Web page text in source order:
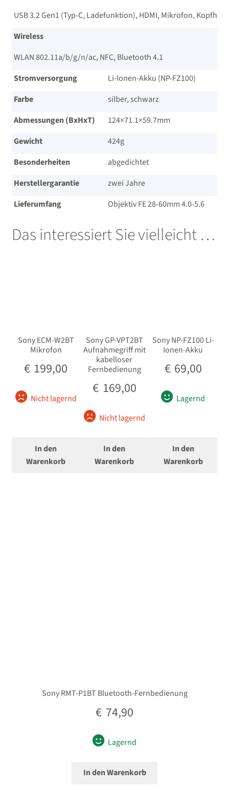
USB 3.2 Gen1 (Typ-C, Ladefunktion), HDMI, Mikrofon,
Wireless
WLAN 802.11a/​b/​g/​n/​ac, NFC, Bluetooth 4.1
Stromversorgung
Li-Ionen-Akku (NP-FZ100)
Farbe
silber, schwarz
Abmessungen (BxHxT)
124×71.1×59.7mm
Gewicht
424g
Besonderheiten
abgedichtet
Herstellergarantie
zwei Jahre
Lieferumfang
Objektiv FE 28-60mm 4.0-5.6
Das interessiert Sie vielleicht …
Sony ECM-W2BT
Mikrofon
€ 199,00
Nicht lagernd
In den
Warenkorb
Sony GP-VPT2BT
Aufnahmegriff mit
kabelloser
Fernbedienung
€ 169,00
Nicht lagernd
In den
Warenkorb
Sony NP-FZ100 Li-
Ionen-Akku
€ 69,00
Lagernd
In den
Warenkorb
Sony RMT-P1BT Bluetooth-Fernbedienung
€ 74,90
Lagernd
In den Warenkorb